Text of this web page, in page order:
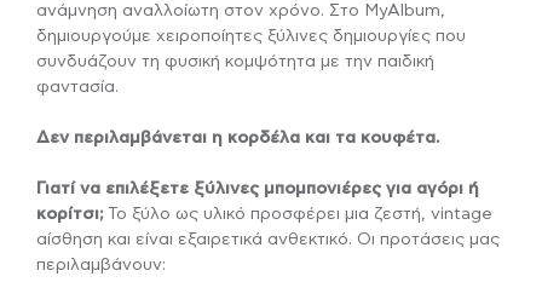
ανάμνηση αναλλοίωτη στον χρόνο. Στο MyAlbum,
δημιουργούμε χειροποίητες ξύλινες δημιουργίες που
συνδυάζουν τη φυσική κομψότητα με την παιδική
φαντασία.
Δεν περιλαμβάνεται η κορδέλα και τα κουφέτα.
Γιατί να επιλέξετε ξύλινες μπομπονιέρες για αγόρι ή
κορίτσι; Το ξύλο ως υλικό προσφέρει μια ζεστή, vintage
αίσθηση και είναι εξαιρετικά ανθεκτικό. Οι προτάσεις μας
περιλαμβάνουν: